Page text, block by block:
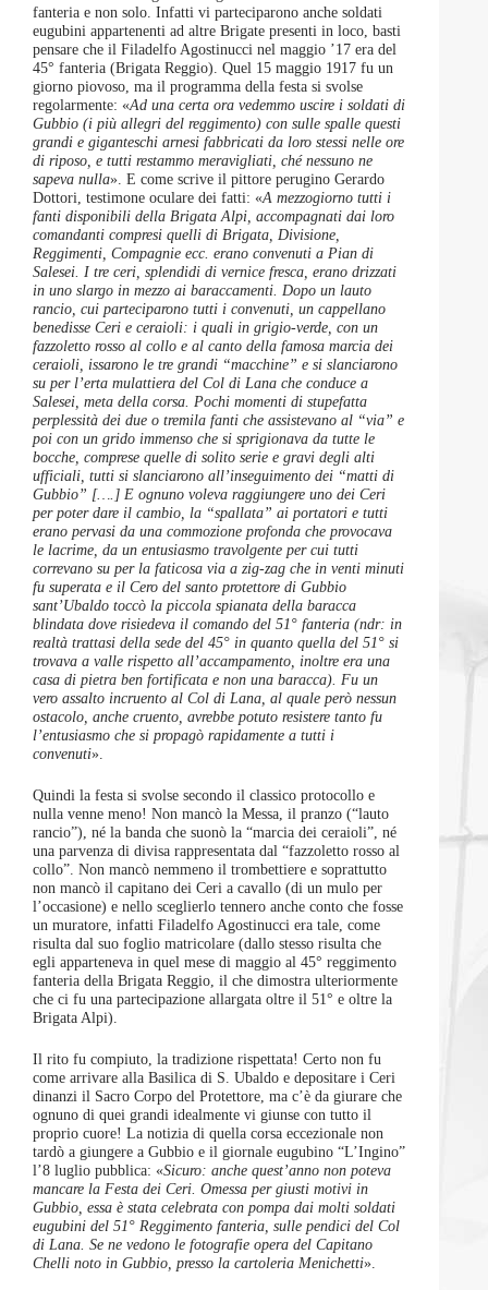
fanteria e non solo. Infatti vi parteciparono anche soldati
eugubini appartenenti ad altre Brigate presenti in loco, basti
pensare che il Filadelfo Agostinucci nel maggio ’17 era del
45° fanteria (Brigata Reggio). Quel 15 maggio 1917 fu un
giorno piovoso, ma il programma della festa si svolse
regolarmente: «Ad una certa ora vedemmo uscire i soldati di
Gubbio (i più allegri del reggimento) con sulle spalle questi
grandi e giganteschi arnesi fabbricati da loro stessi nelle ore
di riposo, e tutti restammo meravigliati, ché nessuno ne
sapeva nulla». E come scrive il pittore perugino Gerardo
Dottori, testimone oculare dei fatti: «A mezzogiorno tutti i
fanti disponibili della Brigata Alpi, accompagnati dai loro
comandanti compresi quelli di Brigata, Divisione,
Reggimenti, Compagnie ecc. erano convenuti a Pian di
Salesei. I tre ceri, splendidi di vernice fresca, erano drizzati
in uno slargo in mezzo ai baraccamenti. Dopo un lauto
rancio, cui parteciparono tutti i convenuti, un cappellano
benedisse Ceri e ceraioli: i quali in grigio-verde, con un
fazzoletto rosso al collo e al canto della famosa marcia dei
ceraioli, issarono le tre grandi “macchine” e si slanciarono
su per l’erta mulattiera del Col di Lana che conduce a
Salesei, meta della corsa. Pochi momenti di stupefatta
perplessità dei due o tremila fanti che assistevano al “via” e
poi con un grido immenso che si sprigionava da tutte le
bocche, comprese quelle di solito serie e gravi degli alti
ufficiali, tutti si slanciarono all’inseguimento dei “matti di
Gubbio” [….] E ognuno voleva raggiungere uno dei Ceri
per poter dare il cambio, la “spallata” ai portatori e tutti
erano pervasi da una commozione profonda che provocava
le lacrime, da un entusiasmo travolgente per cui tutti
correvano su per la faticosa via a zig-zag che in venti minuti
fu superata e il Cero del santo protettore di Gubbio
sant’Ubaldo toccò la piccola spianata della baracca
blindata dove risiedeva il comando del 51° fanteria (ndr: in
realtà trattasi della sede del 45° in quanto quella del 51° si
trovava a valle rispetto all’accampamento, inoltre era una
casa di pietra ben fortificata e non una baracca). Fu un
vero assalto incruento al Col di Lana, al quale però nessun
ostacolo, anche cruento, avrebbe potuto resistere tanto fu
l’entusiasmo che si propagò rapidamente a tutti i
convenuti».
Quindi la festa si svolse secondo il classico protocollo e
nulla venne meno! Non mancò la Messa, il pranzo (“lauto
rancio”), né la banda che suonò la “marcia dei ceraioli”, né
una parvenza di divisa rappresentata dal “fazzoletto rosso al
collo”. Non mancò nemmeno il trombettiere e soprattutto
non mancò il capitano dei Ceri a cavallo (di un mulo per
l’occasione) e nello sceglierlo tennero anche conto che fosse
un muratore, infatti Filadelfo Agostinucci era tale, come
risulta dal suo foglio matricolare (dallo stesso risulta che
egli apparteneva in quel mese di maggio al 45° reggimento
fanteria della Brigata Reggio, il che dimostra ulteriormente
che ci fu una partecipazione allargata oltre il 51° e oltre la
Brigata Alpi).
Il rito fu compiuto, la tradizione rispettata! Certo non fu
come arrivare alla Basilica di S. Ubaldo e depositare i Ceri
dinanzi il Sacro Corpo del Protettore, ma c’è da giurare che
ognuno di quei grandi idealmente vi giunse con tutto il
proprio cuore! La notizia di quella corsa eccezionale non
tardò a giungere a Gubbio e il giornale eugubino “L’Ingino”
l’8 luglio pubblica: «Sicuro: anche quest’anno non poteva
mancare la Festa dei Ceri. Omessa per giusti motivi in
Gubbio, essa è stata celebrata con pompa dai molti soldati
eugubini del 51° Reggimento fanteria, sulle pendici del Col
di Lana. Se ne vedono le fotografie opera del Capitano
Chelli noto in Gubbio, presso la cartoleria Menichetti».